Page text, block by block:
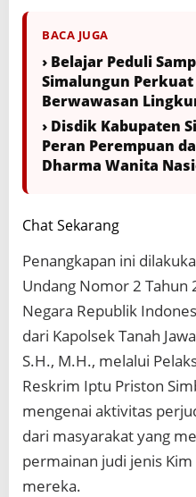
BACA JUGA
› Belajar Peduli
Simalungun
Berwawasan
› Disdik Kabupaten
Peran Perempuan
Dharma Wanita
Chat Sekarang
Penangkapan ini
Undang Nomor 2 Tahun
Negara Republik
dari Kapolsek Tanah
S.H., M.H., melalui
Reskrim Iptu Priston
mengenai aktivitas
dari masyarakat yang
permainan judi jenis
mereka.